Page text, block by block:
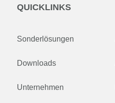
QUICKLINKS
Sonderlösungen
Downloads
Unternehmen